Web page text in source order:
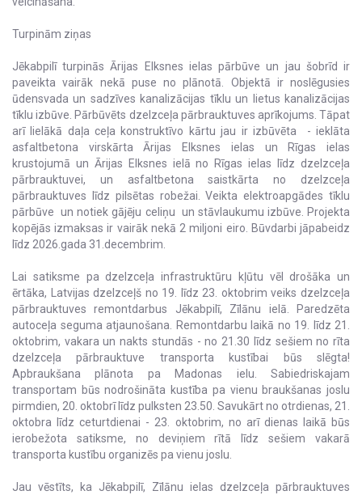
Turpinām ziņas
Jēkabpilī turpinās Ārijas Elksnes ielas pārbūve un jau šobrīd ir
paveikta vairāk nekā puse no plānotā. Objektā ir noslēgusies
ūdensvada un sadzīves kanalizācijas tīklu un lietus kanalizācijas
tīklu izbūve. Pārbūvēts dzelzceļa pārbrauktuves aprīkojums. Tāpat
arī lielākā daļa ceļa konstruktīvo kārtu jau ir izbūvēta - ieklāta
asfaltbetona virskārta Ārijas Elksnes ielas un Rīgas ielas
krustojumā un Ārijas Elksnes ielā no Rīgas ielas līdz dzelzceļa
pārbrauktuvei, un asfaltbetona saistkārta no dzelzceļa
pārbrauktuves līdz pilsētas robežai. Veikta elektroapgādes tīklu
pārbūve un notiek gājēju celiņu un stāvlaukumu izbūve. Projekta
kopējās izmaksas ir vairāk nekā 2 miljoni eiro. Būvdarbi jāpabeidz
līdz 2026.gada 31.decembrim.
Lai satiksme pa dzelzceļa infrastruktūru kļūtu vēl drošāka un
ērtāka, Latvijas dzelzceļš no 19. līdz 23. oktobrim veiks dzelzceļa
pārbrauktuves remontdarbus Jēkabpilī, Zīlānu ielā. Paredzēta
autoceļa seguma atjaunošana. Remontdarbu laikā no 19. līdz 21.
oktobrim, vakara un nakts stundās - no 21.30 līdz sešiem no rīta
dzelzceļa pārbrauktuve transporta kustībai būs slēgta!
Apbraukšana plānota pa Madonas ielu. Sabiedriskajam
transportam būs nodrošināta kustība pa vienu braukšanas joslu
pirmdien, 20. oktobrī līdz pulksten 23.50. Savukārt no otrdienas, 21.
oktobra līdz ceturtdienai - 23. oktobrim, no arī dienas laikā būs
ierobežota satiksme, no deviņiem rītā līdz sešiem vakarā
transporta kustību organizēs pa vienu joslu.
Jau vēstīts, ka Jēkabpilī, Zīlānu ielas dzelzceļa pārbrauktuves